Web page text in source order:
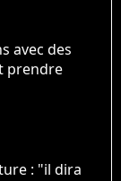
avec des
prendre
: "il dira